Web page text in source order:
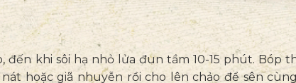
đến khi sôi hạ nhỏ lửa đun tầm 10-15 phút. Bóp
hoặc giã nhuyễn rồi cho lên chảo để sên